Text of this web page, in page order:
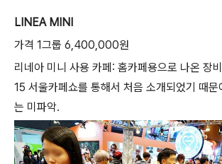
LINEA MINI
가격 1그룹 6,400,000원
리네아 미니 사용 카페: 홈카페용으로 나온 장
15 서울카페쇼를 통해서 처음 소개되었기 때문
는 미파악.